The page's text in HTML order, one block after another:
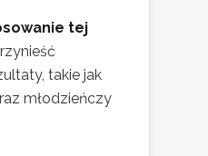
tej
takie jak
młodzieńczy